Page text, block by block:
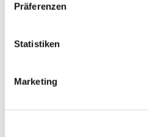
Präferenzen
Statistiken
Marketing